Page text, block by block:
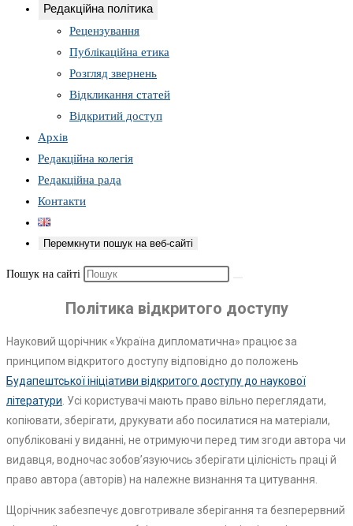
Редакційна політика
Рецензування
Публікаційна етика
Розгляд звернень
Відкликання статей
Відкритий доступ
Архів
Редакційна колегія
Редакційна рада
Контакти
Перемкнути пошук на веб-сайті
Пошук на сайті
Політика відкритого доступу
Науковий щорічник «Україна дипломатична» працює за
принципом відкритого доступу відповідно до положень
Будапештської ініціативи відкритого доступу до наукової
літератури . Усі користувачі мають право вільно переглядати,
копіювати, зберігати, друкувати або посилатися на матеріали,
опубліковані у виданні, не отримуючи перед тим згоди автора чи
видавця, водночас зобов’язуючись зберігати цілісність праці й
право автора (авторів) на належне визнання та цитування.
Щорічник забезпечує довготривале зберігання та безперервний